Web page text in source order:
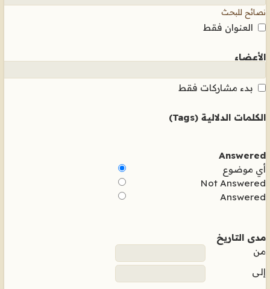
نصائح للبحث
العنوان فقط
الأعضاء
بدء مشاركات فقط
الكلمات الدلالية (Tags)
Answered
أي موضوع
Not Answered
Answered
مدى التاريخ
من
إلى